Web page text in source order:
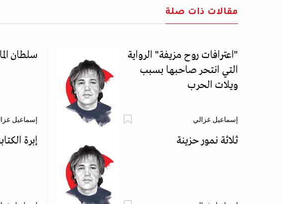
مقالات ذات صلة
"اعترافات روح مزيفة" الرواية
التي انتحر صاحبها بسبب
ويلات الحرب
إسماعيل غزالي
سلطان
إسماعيل
ثلاثة نمور حزينة إبرة